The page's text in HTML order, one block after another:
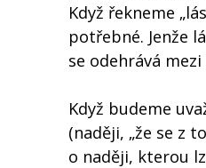
Když řekneme
potřebné. Jenže
se odehrává
Když budeme
(naději, „že se z
o naději, kterou